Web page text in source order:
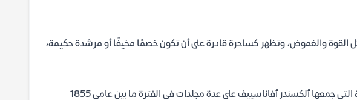
القوة والغموض، وتظهر كساحرة قادرة على أن تكون خصمًا مخيفًا أو مرشدة حكيمة،
تم نشر المجموعات الأصلية للحكايات الشعبية الروسية التي جمعها ألكسندر أفاناسييف على عدة مجلدات في الفترة ما بين عامي 1855